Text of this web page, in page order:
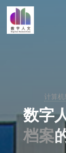
计算
数字
档案